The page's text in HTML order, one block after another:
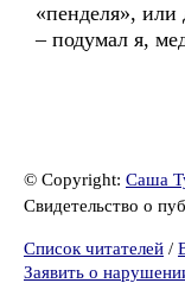
«пенделя»,
– подумал я,
© Copyright: Саша
Свидетельство о
Список читателей /
Заявить о